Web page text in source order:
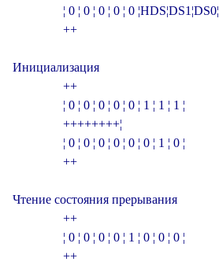
                ¦ 0 ¦ 0 ¦ 0 ¦ 0 ¦ 0 ¦HDS¦DS1¦DS0¦
                +­­­­­­­­­­­­­­­­­­­­­­­­­­­­­­­+
Инициализация
                +­­­­­­­­­­­­­­­­­­­­­­­­­­­­­­­+
                ¦ 0 ¦ 0 ¦ 0 ¦ 0 ¦ 0 ¦ 1 ¦ 1 ¦ 1 ¦
                +­­­+­­­+­­­+­­­+­­­+­­­+­­­+­­­¦
                ¦ 0 ¦ 0 ¦ 0 ¦ 0 ¦ 0 ¦ 0 ¦ 1 ¦ 0 ¦
                +­­­­­­­­­­­­­­­­­­­­­­­­­­­­­­­+
Чтение состояния прерывания
                +­­­­­­­­­­­­­­­­­­­­­­­­­­­­­­­+
                ¦ 0 ¦ 0 ¦ 0 ¦ 0 ¦ 1 ¦ 0 ¦ 0 ¦ 0 ¦
                +­­­­­­­­­­­­­­­­­­­­­­­­­­­­­­­+